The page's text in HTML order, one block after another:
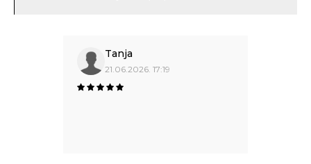
Tanja
21.06.2026. 17:19